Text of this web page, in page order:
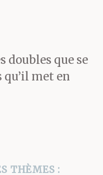
doubles que se
qu’il met en
THÈMES :